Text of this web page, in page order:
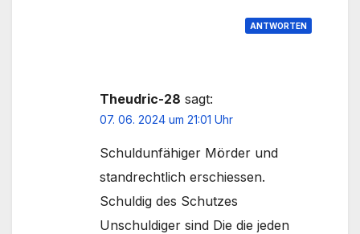
ANTWORTEN
Theudric-28 sagt:
07. 06. 2024 um 21:01 Uhr
Schuldunfähiger Mörder und
standrechtlich erschiessen.
Schuldig des Schutzes
Unschuldiger sind Die die jeden